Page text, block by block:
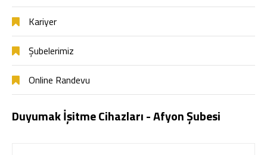
Kariyer
Şubelerimiz
Online Randevu
Duyumak İşitme Cihazları - Afyon Şubesi